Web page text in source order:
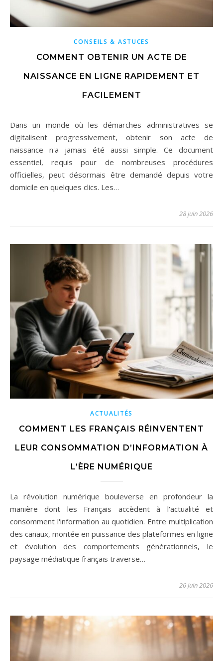
CONSEILS & ASTUCES
COMMENT OBTENIR UN ACTE DE
NAISSANCE EN LIGNE RAPIDEMENT ET
FACILEMENT
Dans un monde où les démarches administratives se
digitalisent progressivement, obtenir son acte de
naissance n'a jamais été aussi simple. Ce document
essentiel, requis pour de nombreuses procédures
officielles, peut désormais être demandé depuis votre
domicile en quelques clics. Les…
28 juin 2026
ACTUALITÉS
COMMENT LES FRANÇAIS RÉINVENTENT
LEUR CONSOMMATION D’INFORMATION À
L’ÈRE NUMÉRIQUE
La révolution numérique bouleverse en profondeur la
manière dont les Français accèdent à l'actualité et
consomment l'information au quotidien. Entre multiplication
des canaux, montée en puissance des plateformes en ligne
et évolution des comportements générationnels, le
paysage médiatique français traverse…
26 juin 2026